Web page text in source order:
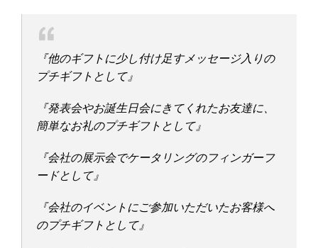
『他のギフトに少し付け足すメッセージ入りの
プチギフトとして』
『発表会やお誕生日会にきてくれたお友達に、
簡単なお礼のプチギフトとして』
『会社の展示会でケータリングのフィンガーフ
ードとして』
『会社のイベントにご参加いただいたお客様へ
のプチギフトとして』